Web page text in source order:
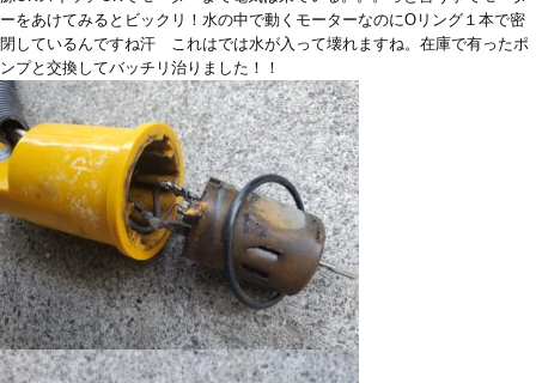
ーをあけてみるとビックリ！水の中で動くモーターなのにOリング１本で密
閉しているんですね汗 これはでは水が入って壊れますね。在庫で有ったポ
ンプと交換してバッチリ治りました！！